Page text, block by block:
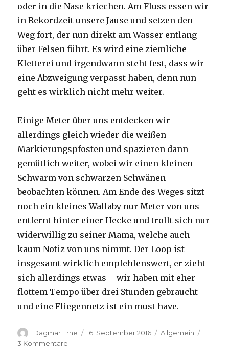
oder in die Nase kriechen. Am Fluss essen wir
in Rekordzeit unsere Jause und setzen den
Weg fort, der nun direkt am Wasser entlang
über Felsen führt. Es wird eine ziemliche
Kletterei und irgendwann steht fest, dass wir
eine Abzweigung verpasst haben, denn nun
geht es wirklich nicht mehr weiter.
Einige Meter über uns entdecken wir
allerdings gleich wieder die weißen
Markierungspfosten und spazieren dann
gemütlich weiter, wobei wir einen kleinen
Schwarm von schwarzen Schwänen
beobachten können. Am Ende des Weges sitzt
noch ein kleines Wallaby nur Meter von uns
entfernt hinter einer Hecke und trollt sich nur
widerwillig zu seiner Mama, welche auch
kaum Notiz von uns nimmt. Der Loop ist
insgesamt wirklich empfehlenswert, er zieht
sich allerdings etwas – wir haben mit eher
flottem Tempo über drei Stunden gebraucht –
und eine Fliegennetz ist ein must have.
Autor
Dagmar Erne
Veröffentlicht
16. September 2016 Kategorien
Allgemein
3 Kommentare